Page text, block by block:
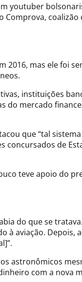
youtuber
coalizão
2016, mas ele foi
instituições
do mercado
que “tal
concursados de
teve apoio do
do que se
aviação. Depois,
astronômicos
com a nova